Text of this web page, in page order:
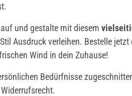
und gestalte mit diesem
Ausdruck verleihen. Bestelle jetzt
Wind in dein Zuhause!
Bedürfnisse